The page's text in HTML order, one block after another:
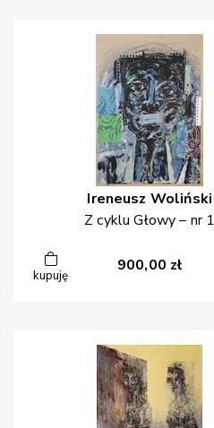
Ireneusz Woliński
Z cyklu Głowy – nr 1
kupuję
900,00 zł